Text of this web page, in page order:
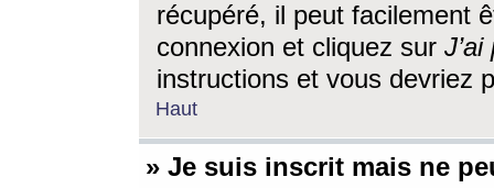
récupéré, il peut facilement
connexion et cliquez sur
instructions et vous devriez
Haut
» Je suis inscrit mais ne